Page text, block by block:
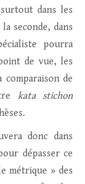
dans les
seconde, dans
pourra
de vue, les
de
kata stichon
donc dans
dépasser ce
métrique » des